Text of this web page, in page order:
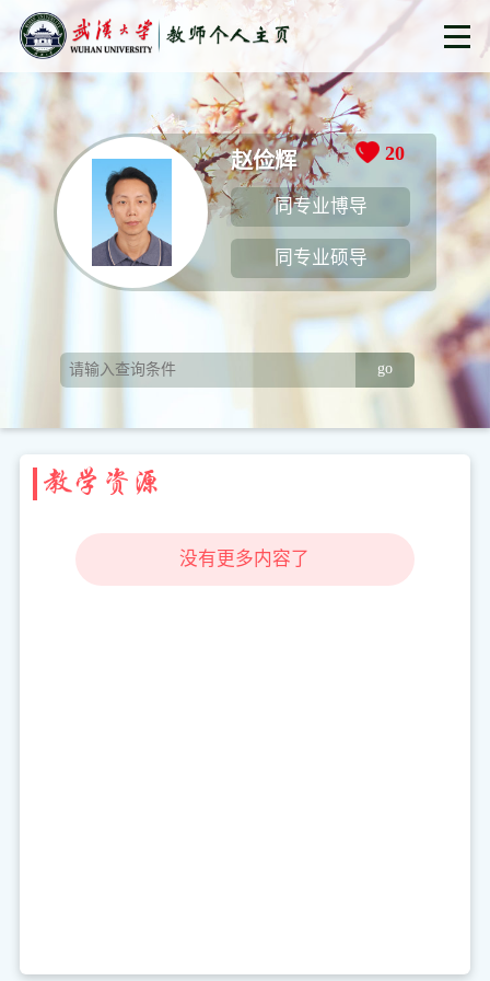
赵俭辉 20
同专业博导
同专业硕导
go
教学资源
没有更多内容了